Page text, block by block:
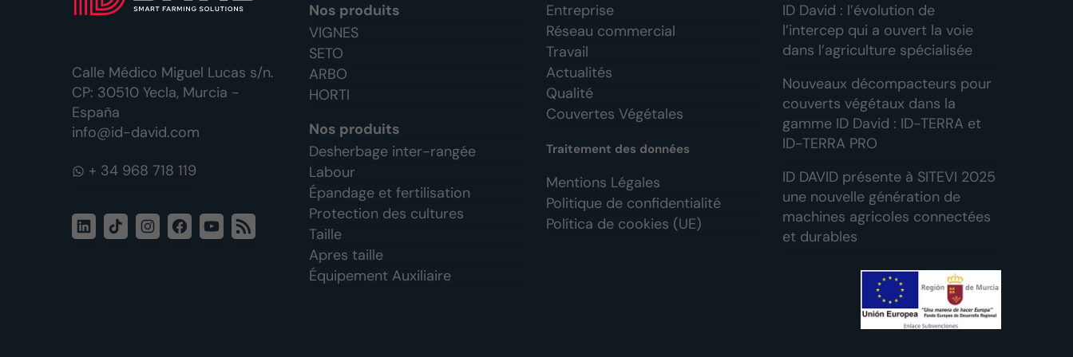
Calle Médico Miguel Lucas s/n.
CP: 30510 Yecla, Murcia -
España
info@id-david.com
WhatsApp
LinkedInTikTokInstagram
FacebookYouTube
Flux
RSS
Nos produits
VIGNES
SETO
ARBO
HORTI
Nos produits
Desherbage inter-rangée
Labour
Épandage et fertilisation
Protection des cultures
Taille
Apres taille
Équipement Auxiliaire
Entreprise
Réseau commercial
Travail
Actualités
Qualité
Couvertes Végétales
Traitement des données
Mentions Légales
Politique de confidentialité
Política de cookies (UE)
ID David : l’évolution de
l’intercep qui a ouvert la voie
dans l’agriculture spécialisée
Nouveaux décompacteurs pour
couverts végétaux dans la
gamme ID David : ID-TERRA et
ID-TERRA PRO
ID DAVID présente à SITEVI 2025
une nouvelle génération de
machines agricoles connectées
et durables